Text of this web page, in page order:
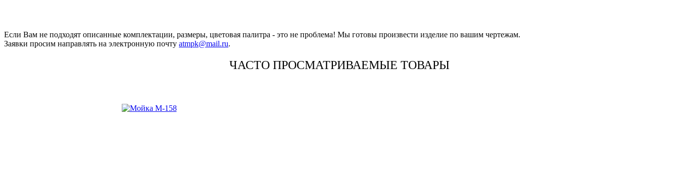
Если Вам не подходят описанные комплектации, размеры, цветовая палитра - это не проблема! Мы готовы произвести изделие по вашим чертежам.
Заявки просим направлять на электронную почту atmpk@mail.ru.
ЧАСТО ПРОСМАТРИВАЕМЫЕ ТОВАРЫ